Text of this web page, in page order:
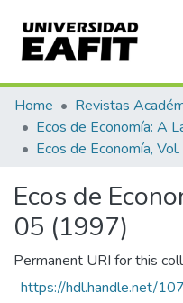
Communities & Collections
All of DSpace
Home
Revistas
Ecos de
05 (1997)
Permanent URI for this
https://hdl.handle.net/